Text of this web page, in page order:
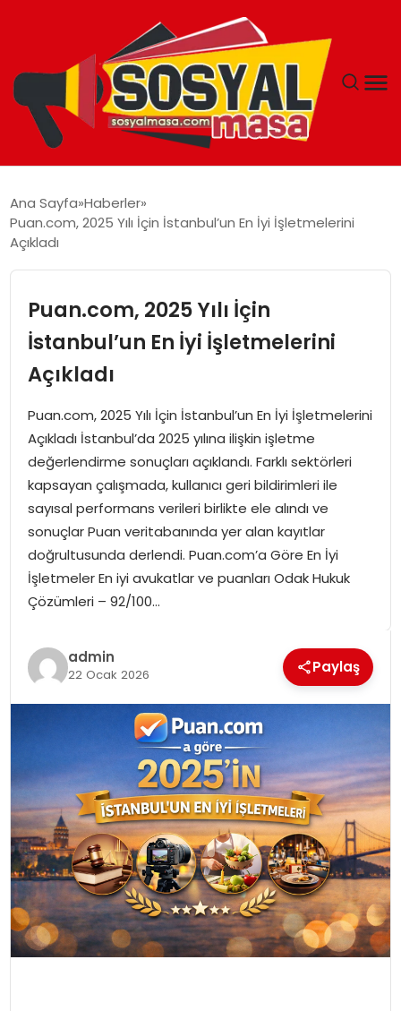
EKONOMI
TEKNOLOJI
EĞITIM
SPOR
GÜNDEM
MAGAZIN
Ana Sayfa Haberler
Puan.com, 2025 Yılı İçin İstanbul’un En İyi İşletmelerini
Açıkladı
Puan.com, 2025 Yılı İçin
İstanbul’un En İyi İşletmelerini
Açıkladı
Puan.com, 2025 Yılı İçin İstanbul’un En İyi İşletmelerini
Açıkladı İstanbul’da 2025 yılına ilişkin işletme
değerlendirme sonuçları açıklandı. Farklı sektörleri
kapsayan çalışmada, kullanıcı geri bildirimleri ile
sayısal performans verileri birlikte ele alındı ve
sonuçlar Puan veritabanında yer alan kayıtlar
doğrultusunda derlendi. Puan.com’a Göre En İyi
İşletmeler En iyi avukatlar ve puanları Odak Hukuk
Çözümleri – 92/100…
admin
22 Ocak 2026 Paylaş